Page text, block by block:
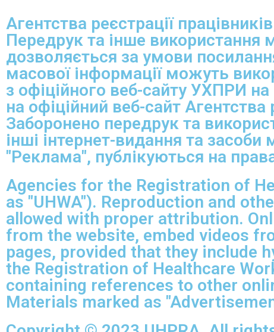
Агентства реєстрації
Передрук та інше використання
дозволяється за умови
масової інформації можуть
з офіційного веб-сайту УХПРИ
на офіційний веб-сайт Агентства
Заборонено передрук та
інші інтернет-видання та
"Реклама", публікуються на
Agencies for the Registration of
as "UHWA"). Reproduction and
allowed with proper attribution.
from the website, embed videos
pages, provided that they include
the Registration of Healthcare
containing references to other
Materials marked as